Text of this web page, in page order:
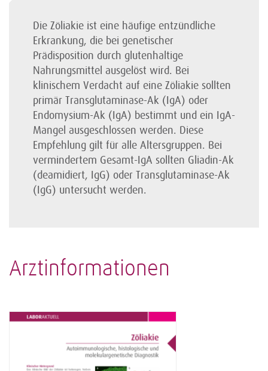
Die Zöliakie ist eine häufige entzündliche
Erkrankung, die bei genetischer
Prädisposition durch glutenhaltige
Nahrungsmittel ausgelöst wird. Bei
klinischem Verdacht auf eine Zöliakie sollten
primär Transglutaminase-Ak (IgA) oder
Endomysium-Ak (IgA) bestimmt und ein IgA-
Mangel ausgeschlossen werden. Diese
Empfehlung gilt für alle Altersgruppen. Bei
vermindertem Gesamt-IgA sollten Gliadin-Ak
(deamidiert, IgG) oder Transglutaminase-Ak
(IgG) untersucht werden.
Arztinformationen